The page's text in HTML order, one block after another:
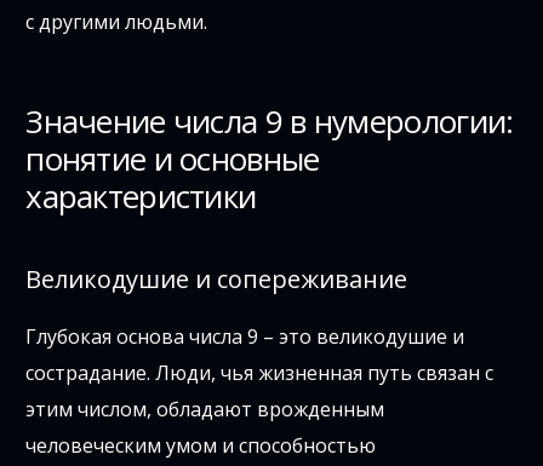
с другими людьми.
Значение числа 9 в нумерологии:
понятие и основные
характеристики
Великодушие и сопереживание
Глубокая основа числа 9 – это великодушие и
сострадание. Люди, чья жизненная путь связан с
этим числом, обладают врожденным
человеческим умом и способностью